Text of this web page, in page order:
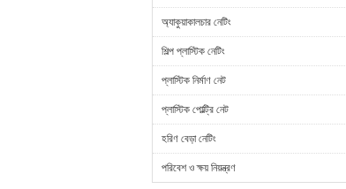
অ্যাকুয়াকালচার নেটিং
শিল্প প্লাস্টিক নেটিং
প্লাস্টিক নির্মাণ নেট
প্লাস্টিক পোল্ট্রি নেট
হরিণ বেড়া নেটিং
পরিবেশ ও ক্ষয় নিয়ন্ত্রণ